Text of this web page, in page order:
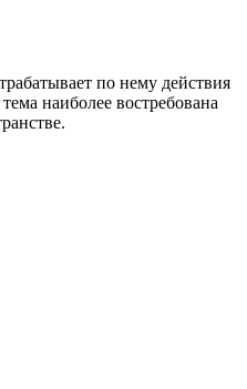
по нему действия
наиболее востребована